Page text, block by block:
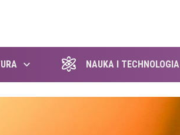
NAUKA I TECHNOLOGIA